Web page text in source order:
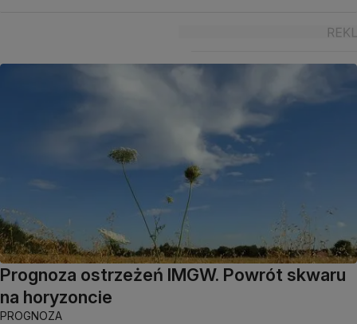
Prognoza ostrzeżeń IMGW. Powrót skwaru
na horyzoncie
PROGNOZA